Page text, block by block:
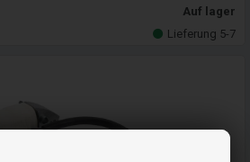
Auf lager
Lieferung 5-7